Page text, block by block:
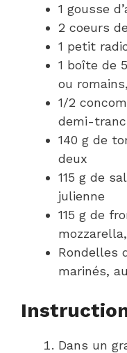
1 gousse
2 coeurs
1 petit
1 boîte de
ou
1/2
demi-
140 g de
deux
115 g de
julienne
115 g de
Rondelles
marinés,
Dans un